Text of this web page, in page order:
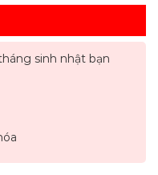
sinh nhật bạn